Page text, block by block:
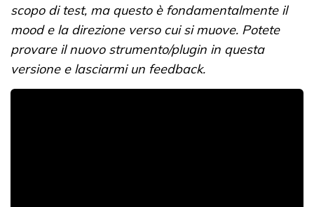
scopo di test, ma questo è fondamentalmente il
mood e la direzione verso cui si muove. Potete
provare il nuovo strumento/plugin in questa
versione e lasciarmi un feedback.